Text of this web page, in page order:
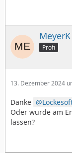
MeyerK
Profi
13. Dezember 2024
Danke
Oder wurde am
lassen?